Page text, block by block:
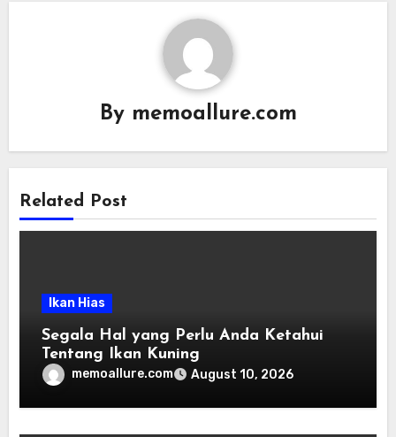
By memoallure.com
Related Post
Ikan Hias
Segala Hal yang Perlu Anda Ketahui
Tentang Ikan Kuning
memoallure.com August 10, 2026